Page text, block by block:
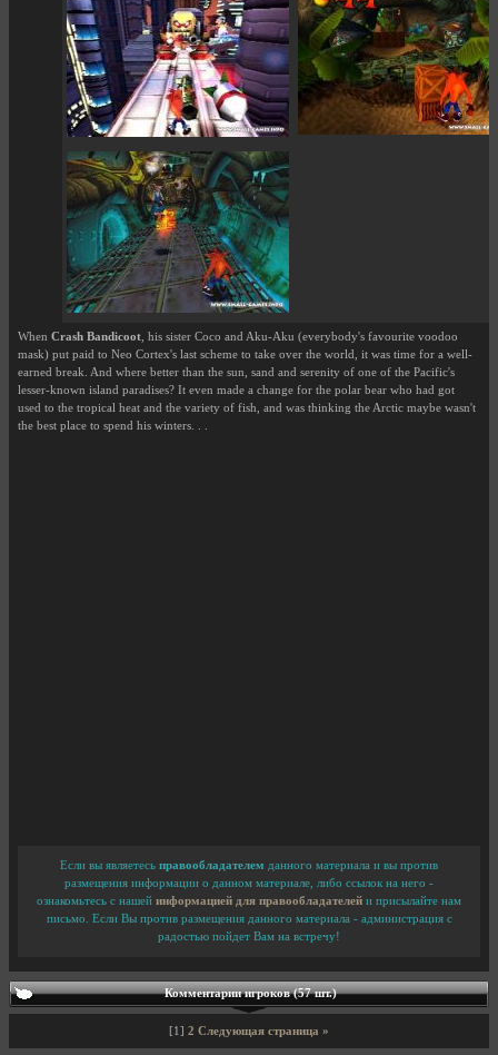
When Crash Bandicoot , his sister Coco and Aku-Aku (everybody's favourite voodoo
mask) put paid to Neo Cortex's last scheme to take over the world, it was time for a well-
earned break. And where better than the sun, sand and serenity of one of the Pacific's
lesser-known island paradises? It even made a change for the polar bear who had got
used to the tropical heat and the variety of fish, and was thinking the Arctic maybe wasn't
the best place to spend his winters. . .
Если вы являетесь правообладателем данного материала и вы против
размещения информации о данном материале, либо ссылок на него -
ознакомьтесь с нашей информацией для правообладателей и присылайте нам
письмо. Если Вы против размещения данного материала - администрация с
радостью пойдет Вам на встречу!
Комментарии игроков (57 шт.)
[1] 2 Следующая страница »